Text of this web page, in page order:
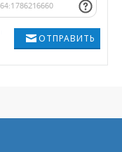
ОТПРАВИТЬ